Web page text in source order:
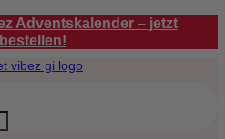
Adventskalender – jetzt